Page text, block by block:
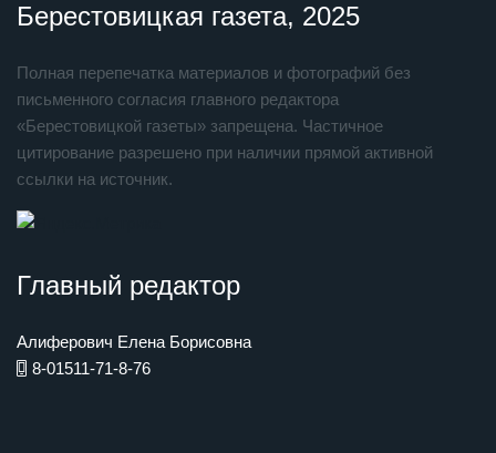
Берестовицкая газета, 2025
Полная перепечатка материалов и фотографий без
письменного согласия главного редактора
«Берестовицкой газеты» запрещена. Частичное
цитирование разрешено при наличии прямой активной
ссылки на источник.
Главный редактор
Алиферович Елена Борисовна
8-01511-71-8-76